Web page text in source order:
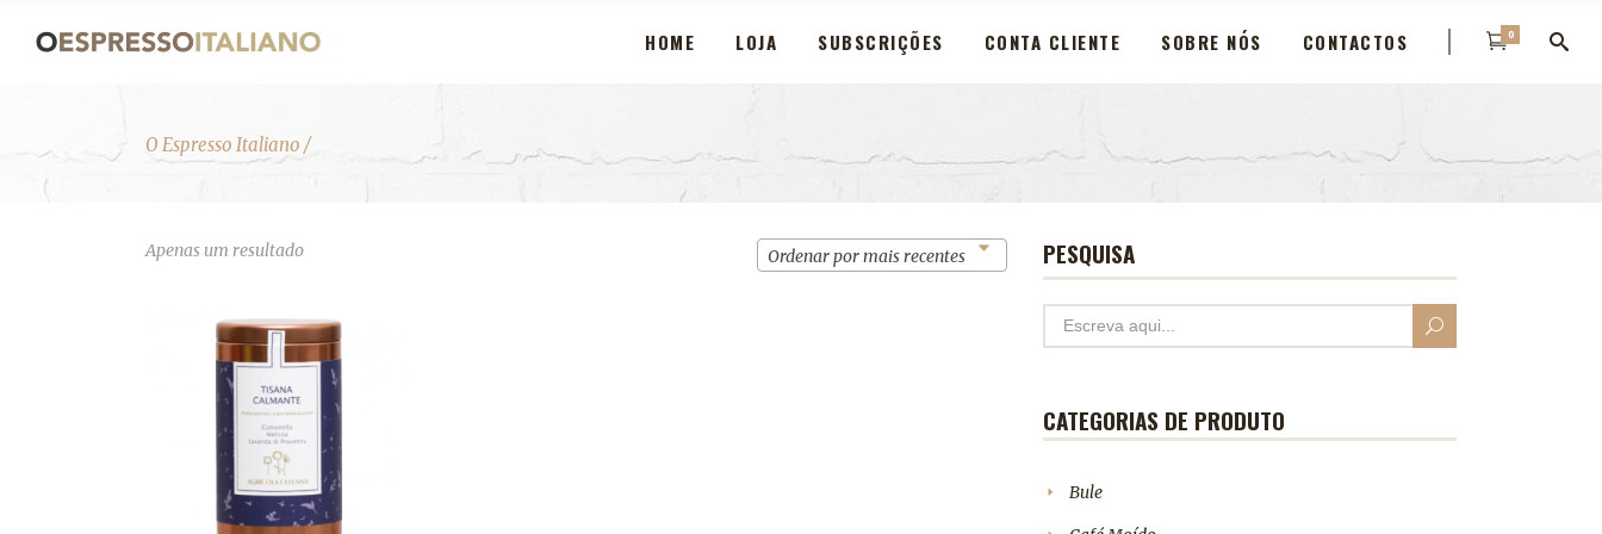
HOME LOJA SUBSCRIÇÕES CONTA CLIENTE SOBRE NÓS CONTACTOS 0
O Espresso Italiano /
Apenas um resultado Ordenar por mais recentes PESQUISA
CATEGORIAS DE PRODUTO
Bule